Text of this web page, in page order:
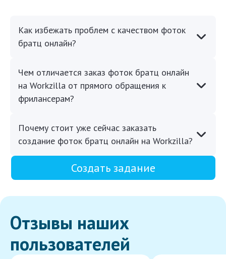
Как избежать проблем с качеством фоток
братц онлайн?
Чем отличается заказ фоток братц онлайн
на Workzilla от прямого обращения к
фрилансерам?
Почему стоит уже сейчас заказать
создание фоток братц онлайн на Workzilla?
Создать задание
Отзывы наших
пользователей